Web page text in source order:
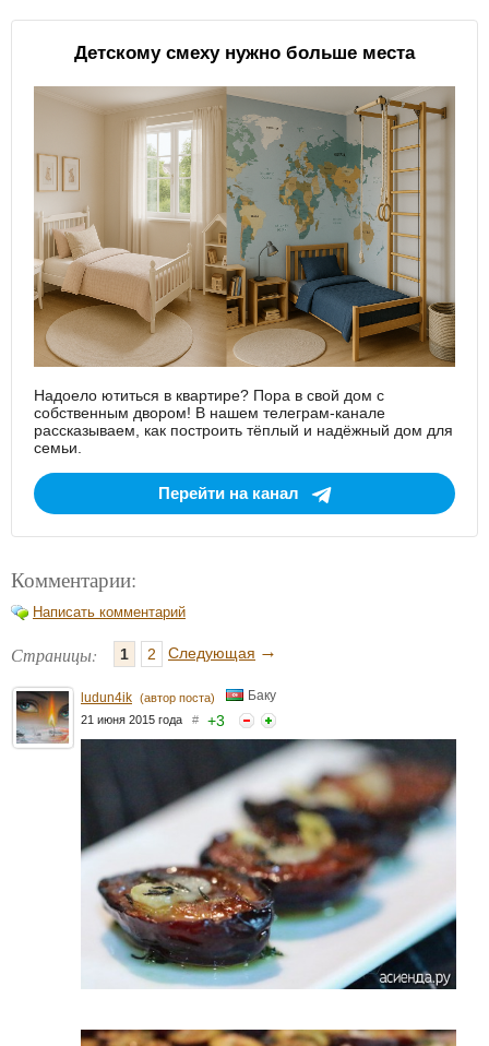
Детскому смеху нужно больше места
Надоело ютиться в квартире? Пора в свой дом с
собственным двором! В нашем телеграм-канале
рассказываем, как построить тёплый и надёжный дом для
семьи.
Перейти на канал
Комментарии:
Написать комментарий
Страницы: 1 2 Следующая →
ludun4ik (автор поста) Баку
21 июня 2015 года # +3